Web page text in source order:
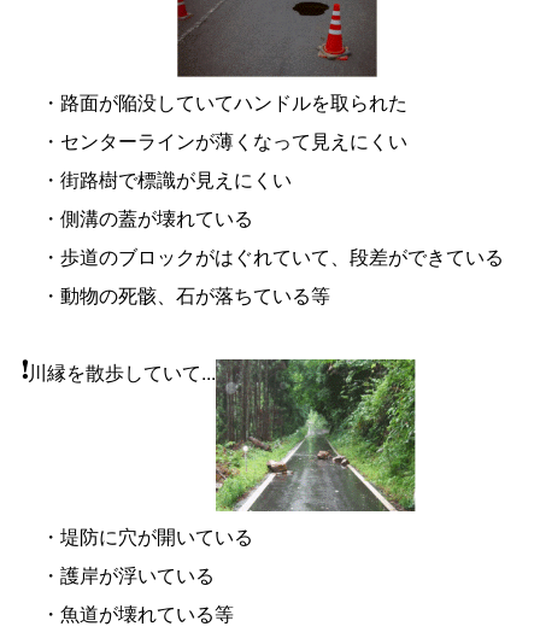
・路面が陥没していてハンドルを取られた
・センターラインが薄くなって見えにくい
・街路樹で標識が見えにくい
・側溝の蓋が壊れている
・歩道のブロックがはぐれていて、段差ができている
・動物の死骸、石が落ちている等
川縁を散歩していて...
・堤防に穴が開いている
・護岸が浮いている
・魚道が壊れている等